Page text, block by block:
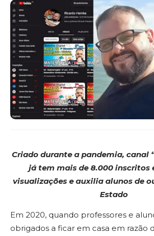
Criado durante a pandemia, canal
já tem mais de 8.000 inscritos
visualizações e auxilia alunos de
Estado
Em 2020, quando professores e
obrigados a ficar em casa em razão